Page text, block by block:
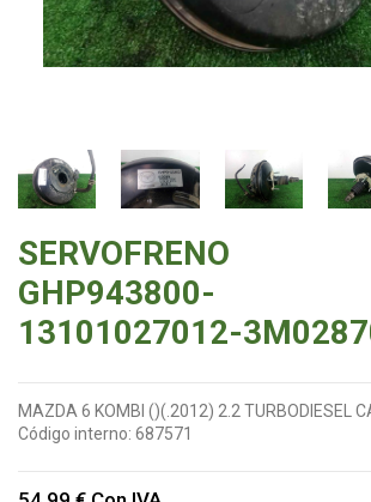
SERVOFRENO
GHP943800-
13101027012-
MAZDA 6 KOMBI ()(.2012) 2.2 TURBODIESEL
Código interno: 687571